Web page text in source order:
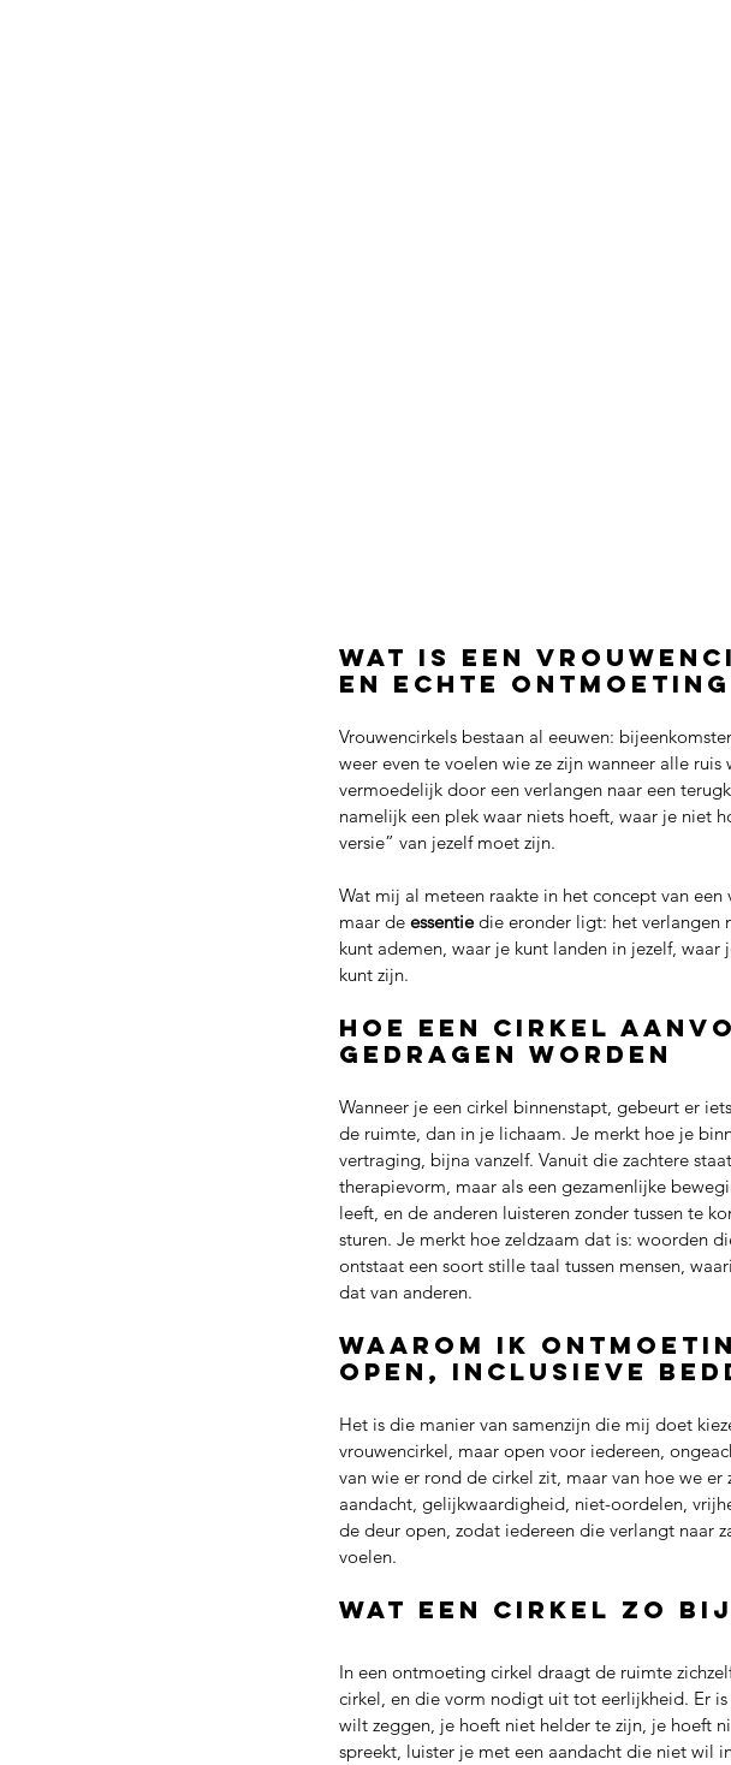
wat is een
en echte ontmoeting
Vrouwencirkels bestaan al eeuwen:
weer even te voelen wie ze zijn wanneer alle
vermoedelijk door een verlangen naar een
namelijk een plek waar niets hoeft, waar je niet
versie” van jezelf moet zijn.
Wat mij al meteen raakte in het concept van
maar de essentie die eronder ligt: het verlangen
kunt ademen, waar je kunt landen in jezelf,
kunt zijn.
Hoe een cirkel
gedragen worden
Wanneer je een cirkel binnenstapt, gebeurt er
de ruimte, dan in je lichaam. Je merkt hoe je
vertraging, bijna vanzelf. Vanuit die zachtere
therapievorm, maar als een gezamenlijke
leeft, en de anderen luisteren zonder tussen te
sturen. Je merkt hoe zeldzaam dat is: woorden
ontstaat een soort stille taal tussen mensen,
dat van anderen.
Waarom ik
open, inclusieve
Het is die manier van samenzijn die mij doet
vrouwencirkel, maar open voor iedereen,
van wie er rond de cirkel zit, maar van hoe we
aandacht, gelijkwaardigheid, niet-oordelen,
de deur open, zodat iedereen die verlangt naar
voelen.
Wat een cirkel zo
In een ontmoeting cirkel draagt de ruimte
cirkel, en die vorm nodigt uit tot eerlijkheid. Er
wilt zeggen, je hoeft niet helder te zijn, je hoeft
spreekt, luister je met een aandacht die niet wil